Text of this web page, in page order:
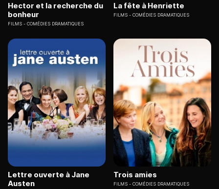
Hector et la recherche du
bonheur
FILMS COMÉDIES DRAMATIQUES
La fête à Henriette
FILMS COMÉDIES DRAMATIQUES
Lettre ouverte à Jane
Austen
Trois amies
FILMS COMÉDIES DRAMATIQUES